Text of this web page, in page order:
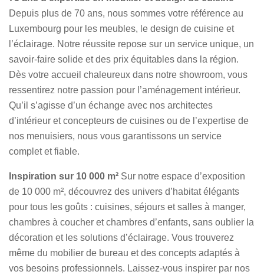
Depuis plus de 70 ans, nous sommes votre référence au
Luxembourg pour les meubles, le design de cuisine et
l’éclairage. Notre réussite repose sur un service unique, un
savoir-faire solide et des prix équitables dans la région.
Dès votre accueil chaleureux dans notre showroom, vous
ressentirez notre passion pour l’aménagement intérieur.
Qu’il s’agisse d’un échange avec nos architectes
d’intérieur et concepteurs de cuisines ou de l’expertise de
nos menuisiers, nous vous garantissons un service
complet et fiable.
Inspiration sur 10 000 m² Sur notre espace d’exposition
de 10 000 m², découvrez des univers d’habitat élégants
pour tous les goûts : cuisines, séjours et salles à manger,
chambres à coucher et chambres d’enfants, sans oublier la
décoration et les solutions d’éclairage. Vous trouverez
même du mobilier de bureau et des concepts adaptés à
vos besoins professionnels. Laissez-vous inspirer par nos